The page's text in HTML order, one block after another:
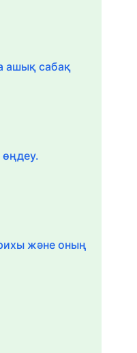
ашық сабақ
өңдеу.
және оның